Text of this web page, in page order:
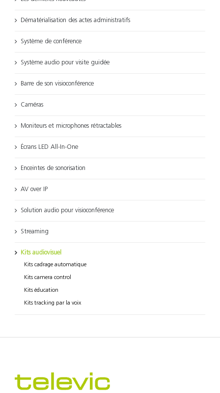
Dématérialisation des actes administratifs
Système de conférence
Système audio pour visite guidée
Barre de son visioconférence
Caméras
Moniteurs et microphones rétractables
Écrans LED All-In-One
Enceintes de sonorisation
AV over IP
Solution audio pour visioconférence
Streaming
Kits audiovisuel
Kits cadrage automatique
Kits camera control
Kits éducation
Kits tracking par la voix